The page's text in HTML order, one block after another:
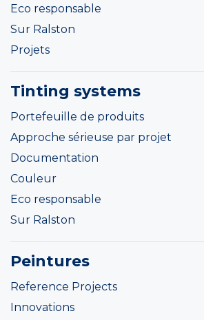
Eco responsable
Sur Ralston
Projets
Tinting systems
Portefeuille de produits
Approche sérieuse par projet
Documentation
Couleur
Eco responsable
Sur Ralston
Peintures
Reference Projects
Innovations